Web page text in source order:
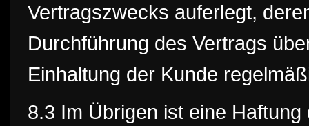
Vertragszwecks auferlegt,
Durchführung des Vertrags
Einhaltung der Kunde
8.3 Im Übrigen ist eine